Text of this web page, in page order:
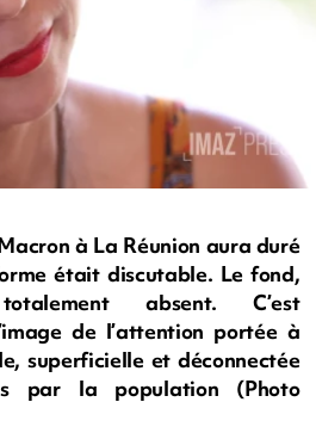
à La Réunion aura duré
était discutable. Le fond,
absent. C’est
de l’attention portée à
superficielle et déconnectée
par la population (Photo